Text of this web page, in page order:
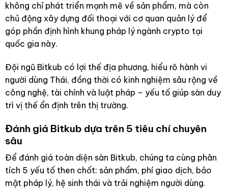
không chỉ phát triển mạnh mẽ về sản phẩm, mà còn
chủ động xây dựng đối thoại với cơ quan quản lý để
góp phần định hình khung pháp lý ngành crypto tại
quốc gia này.
Đội ngũ Bitkub có lợi thế địa phương, hiểu rõ hành vi
người dùng Thái, đồng thời có kinh nghiệm sâu rộng về
công nghệ, tài chính và luật pháp – yếu tố giúp sàn duy
trì vị thế ổn định trên thị trường.
Đánh giá Bitkub dựa trên 5 tiêu chí chuyên
sâu
Để đánh giá toàn diện sàn Bitkub, chúng ta cùng phân
tích 5 yếu tố then chốt: sản phẩm, phí giao dịch, bảo
mật pháp lý, hệ sinh thái và trải nghiệm người dùng.